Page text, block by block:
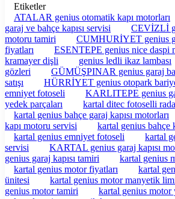
Etiketler
ATALAR genius otomatik kapı motorları
garaj ve bahçe kapısı servisi
CEVİZLİ
motoru tamiri
CUMHURİYET genius
fiyatları
ESENTEPE genius nice daspi
kramayer dişli
genius ledli ikaz lambası
gözleri
GÜMÜŞPINAR genius garaj
satışı
HÜRRİYET genius otopark
emniyet fotoseli
KARLITEPE genius
yedek parçaları
kartal ditec fotoselli
kartal genius bahçe garaj kapısı motorları
kapı motoru servisi
kartal genius bahçe
kartal genius emniyet fotoseli
kartal
servisi
KARTAL genius garaj kapısı
genius garaj kapısı tamiri
kartal genius
kartal genius motor fiyatları
kartal
ünitesi
kartal genius motor manyetik
genius motor tamiri
kartal genius motor